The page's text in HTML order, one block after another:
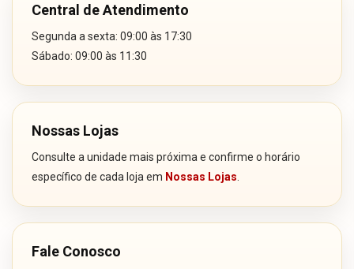
Central de Atendimento
Segunda a sexta: 09:00 às 17:30
Sábado: 09:00 às 11:30
Nossas Lojas
Consulte a unidade mais próxima e confirme o horário
específico de cada loja em Nossas Lojas
Fale Conosco